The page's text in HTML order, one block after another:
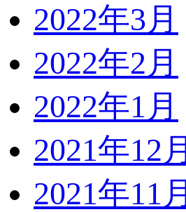
2022年3月
2022年2月
2022年1月
2021年12月
2021年11月